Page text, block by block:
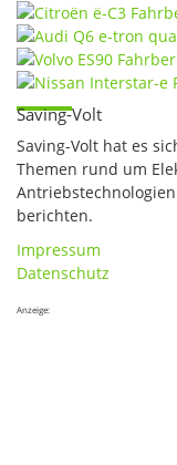
Saving-Volt
Saving-Volt hat es
Themen rund um
berichten.
Impressum
Datenschutz
Anzeige: